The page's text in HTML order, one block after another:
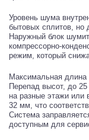
Уровень шума
бытовых сплитов, но
Наружный блок
компрессорно-
режим, который
Максимальная длина
Перепад высот, до 25
на разные этажи или
32 мм, что
Система
доступным для